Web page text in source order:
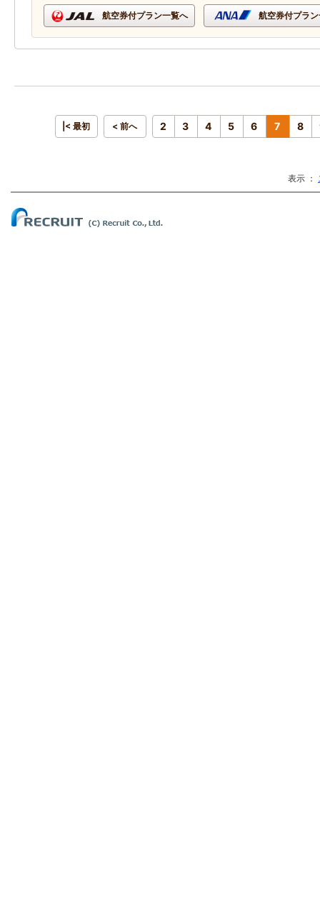
航空券付プラン一覧へ 航空券付プラ
|< 最初 < 前へ 2 3 4 5 6 7 8
表示 ：